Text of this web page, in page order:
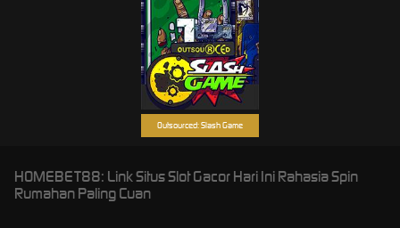
Outsourced: Slash Game
HOMEBET88: Link Situs Slot Gacor Hari Ini Rahasia Spin
Rumahan Paling Cuan